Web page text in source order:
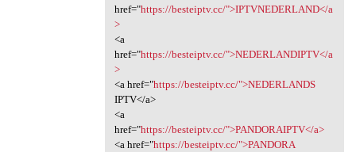
href="https://besteiptv.cc/">IPTVNEDERLAND</a
>
<a
href="https://besteiptv.cc/">NEDERLANDIPTV</a
>
<a href="https://besteiptv.cc/">NEDERLANDS
IPTV</a>
<a
href="https://besteiptv.cc/">PANDORAIPTV</a>
<a href="https://besteiptv.cc/">PANDORA